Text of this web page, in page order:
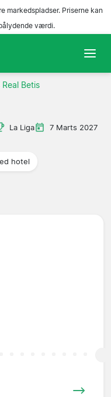
markedspladser. Priserne kan
værdi.
Betis
La Liga 7 Marts 2027
hotel